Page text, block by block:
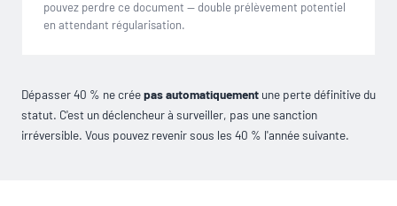
pouvez perdre ce document — double prélèvement potentiel
en attendant régularisation.
Dépasser 40 % ne créepas automatiquement une perte définitive du
statut. C'est un déclencheur à surveiller, pas une sanction
irréversible. Vous pouvez revenir sous les 40 % l'année suivante.